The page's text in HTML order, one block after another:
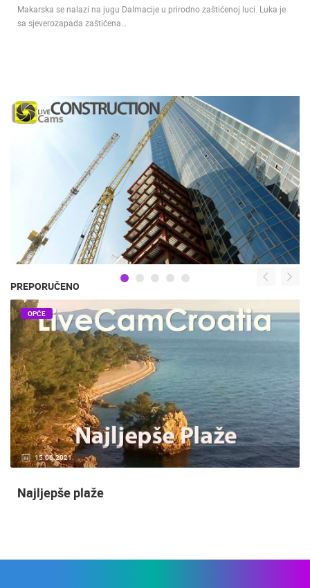
Makarska se nalazi na jugu Dalmacije u prirodno zaštićenoj luci. Luka je
sa sjeverozapada zaštićena…
PREPORUČENO
15.06.2021.
OPĆE
Najljepše plaže